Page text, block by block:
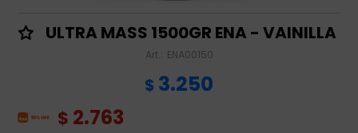
ULTRA MASS 1500GR ENA - VAINILLA
ENA00150
$ 3.250
$ 2.763